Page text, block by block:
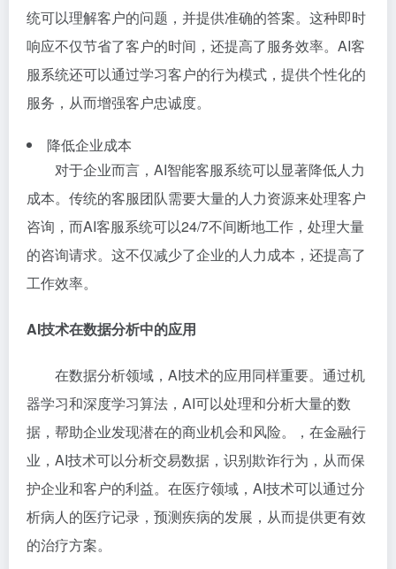
统可以理解客户的问题，并提供准确的答案。这种即时
响应不仅节省了客户的时间，还提高了服务效率。AI客
服系统还可以通过学习客户的行为模式，提供个性化的
服务，从而增强客户忠诚度。
降低企业成本
对于企业而言，AI智能客服系统可以显著降低人力
成本。传统的客服团队需要大量的人力资源来处理客户
咨询，而AI客服系统可以24/7不间断地工作，处理大量
的咨询请求。这不仅减少了企业的人力成本，还提高了
工作效率。
AI技术在数据分析中的应用
在数据分析领域，AI技术的应用同样重要。通过机
器学习和深度学习算法，AI可以处理和分析大量的数
据，帮助企业发现潜在的商业机会和风险。，在金融行
业，AI技术可以分析交易数据，识别欺诈行为，从而保
护企业和客户的利益。在医疗领域，AI技术可以通过分
析病人的医疗记录，预测疾病的发展，从而提供更有效
的治疗方案。